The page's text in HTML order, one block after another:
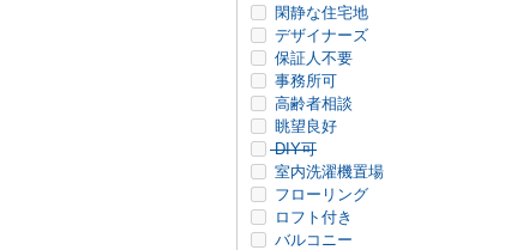
閑静な住宅地
デザイナーズ
保証人不要
事務所可
高齢者相談
眺望良好
DIY可
室内洗濯機置場
フローリング
ロフト付き
バルコニー